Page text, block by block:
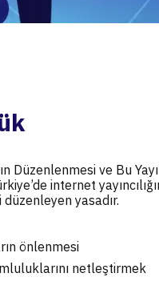
Düzenlenmesi ve Bu
internet
yasadır.
önlenmesi
netleştirmek